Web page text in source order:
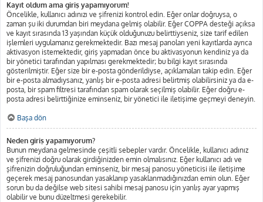
Kayıt oldum ama giriş yapamıyorum!
Öncelikle, kullanıcı adınızı ve şifrenizi kontrol edin. Eğer onlar doğruysa, o
zaman şu iki durumdan biri meydana gelmiş olabilir. Eğer COPPA desteği açıksa
ve kayıt sırasında 13 yaşından küçük olduğunuzu belirttiyseniz, size tarif edilen
işlemleri uygulamanız gerekmektedir. Bazı mesaj panoları yeni kayıtlarda ayrıca
aktivasyon istemektedir, giriş yapmadan önce bu aktivasyonun kendiniz ya da
bir yönetici tarafından yapılması gerekmektedir; bu bilgi kayıt sırasında
gösterilmiştir. Eğer size bir e-posta gönderildiyse, açıklamaları takip edin. Eğer
bir e-posta almadıysanız, yanlış bir e-posta adresi belirtmiş olabilirsiniz ya da e-
posta, bir spam filtresi tarafından spam olarak seçilmiş olabilir. Eğer doğru e-
posta adresi belirttiğinize eminseniz, bir yönetici ile iletişime geçmeyi deneyin.
Başa dön
Neden giriş yapamıyorum?
Bunun meydana gelmesinde çeşitli sebepler vardır. Öncelikle, kullanıcı adınız
ve şifrenizi doğru olarak girdiğinizden emin olmalısınız. Eğer kullanıcı adı ve
şifrenizin doğruluğundan eminseniz, bir mesaj panosu yöneticisi ile iletişime
geçerek mesaj panosundan yasaklanıp yasaklanmadığınızdan emin olun. Eğer
sorun bu da değilse web sitesi sahibi mesaj panosu için yanlış ayar yapmış
olabilir ve bunu düzeltmesi gerekebilir.